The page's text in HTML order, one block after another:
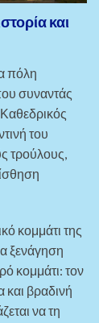
και
πόλη
συναντάς
του
τρούλους,
κομμάτι της
ξενάγηση
κομμάτι: τον
βραδινή
να τη